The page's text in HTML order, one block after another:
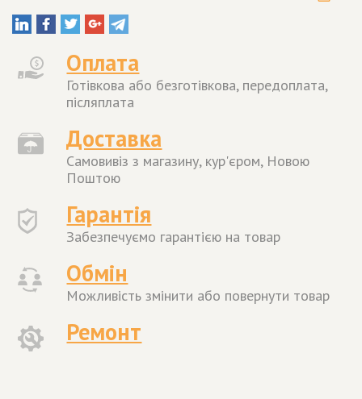
Оплата
Готівкова або безготівкова, передоплата,
післяплата
Доставка
Самовивіз з магазину, кур'єром, Новою
Поштою
Гарантія
Забезпечуємо гарантією на товар
Обмін
Можливість змінити або повернути товар
Ремонт